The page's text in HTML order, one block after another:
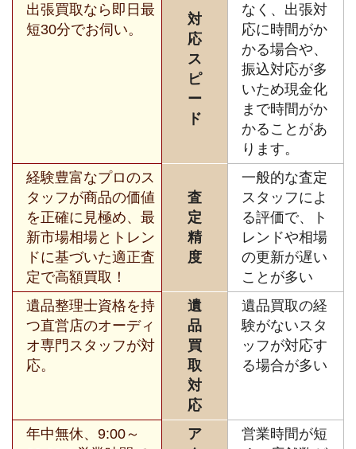
出張買取なら即日最
短30分でお伺い。
対
応
ス
ピ
ー
ド
なく、出張対
応に時間がか
かる場合や、
振込対応が多
いため現金化
まで時間がか
かることがあ
ります。
経験豊富なプロのス
タッフが商品の価値
を正確に見極め、最
新市場相場とトレン
ドに基づいた適正査
定で高額買取！
査
定
精
度
一般的な査定
スタッフによ
る評価で、ト
レンドや相場
の更新が遅い
ことが多い
遺品整理士資格を持
つ直営店のオーディ
オ専門スタッフが対
応。
遺
品
買
取
対
応
遺品買取の経
験がないスタ
ッフが対応す
る場合が多い
年中無休、9:00～
ア
営業時間が短